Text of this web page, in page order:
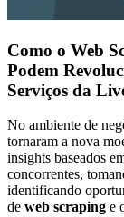
Como o Web
Podem
Serviços da
No ambiente de
tornaram a nova
insights baseados
concorrentes,
identificando
de web scraping e